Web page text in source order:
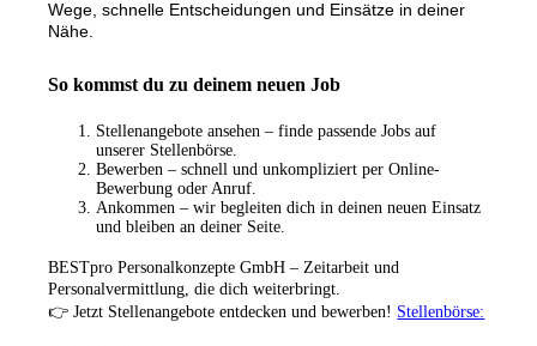
Wege, schnelle Entscheidungen und Einsätze in deiner
Nähe.
So kommst du zu deinem neuen Job
Stellenangebote ansehen – finde passende Jobs auf
unserer Stellenbörse.
Bewerben – schnell und unkompliziert per Online-
Bewerbung oder Anruf.
Ankommen – wir begleiten dich in deinen neuen Einsatz
und bleiben an deiner Seite.
BESTpro Personalkonzepte GmbH – Zeitarbeit und
Personalvermittlung, die dich weiterbringt.
👉 Jetzt Stellenangebote entdecken und bewerben! Stellenbörse: